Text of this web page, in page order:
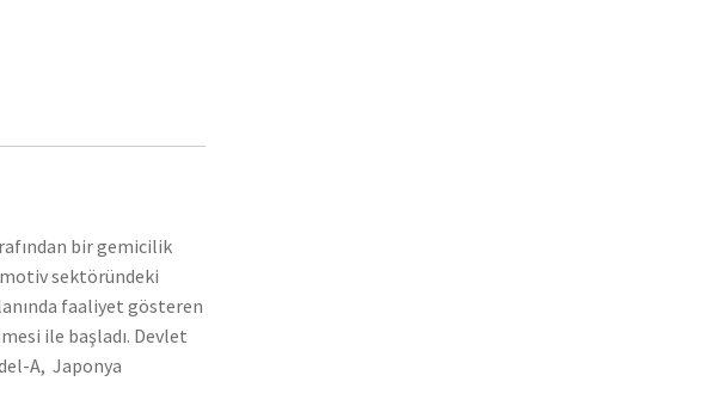
bir gemicilik
sektöründeki
faaliyet gösteren
ile başladı. Devlet
A, Japonya